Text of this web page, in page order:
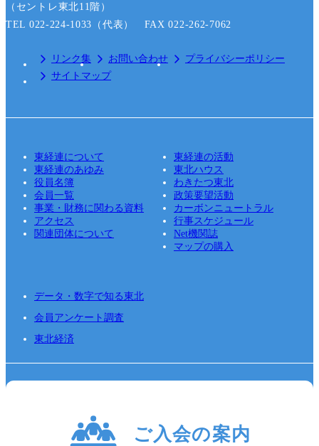
（セントレ東北11階）
TEL 022-224-1033（代表） FAX 022-262-7062
リンク集 お問い合わせ
プライバシーポリシー
サイトマップ
東経連について
東経連の活動
東経連のあゆみ
東北ハウス
役員名簿
わきたつ東北
会員一覧
政策要望活動
事業・財務に関わる資料
カーボンニュートラル
アクセス
行事スケジュール
関連団体について
Net機関誌
マップの購入
データ・数字で知る東北
会員アンケート調査
東北経済